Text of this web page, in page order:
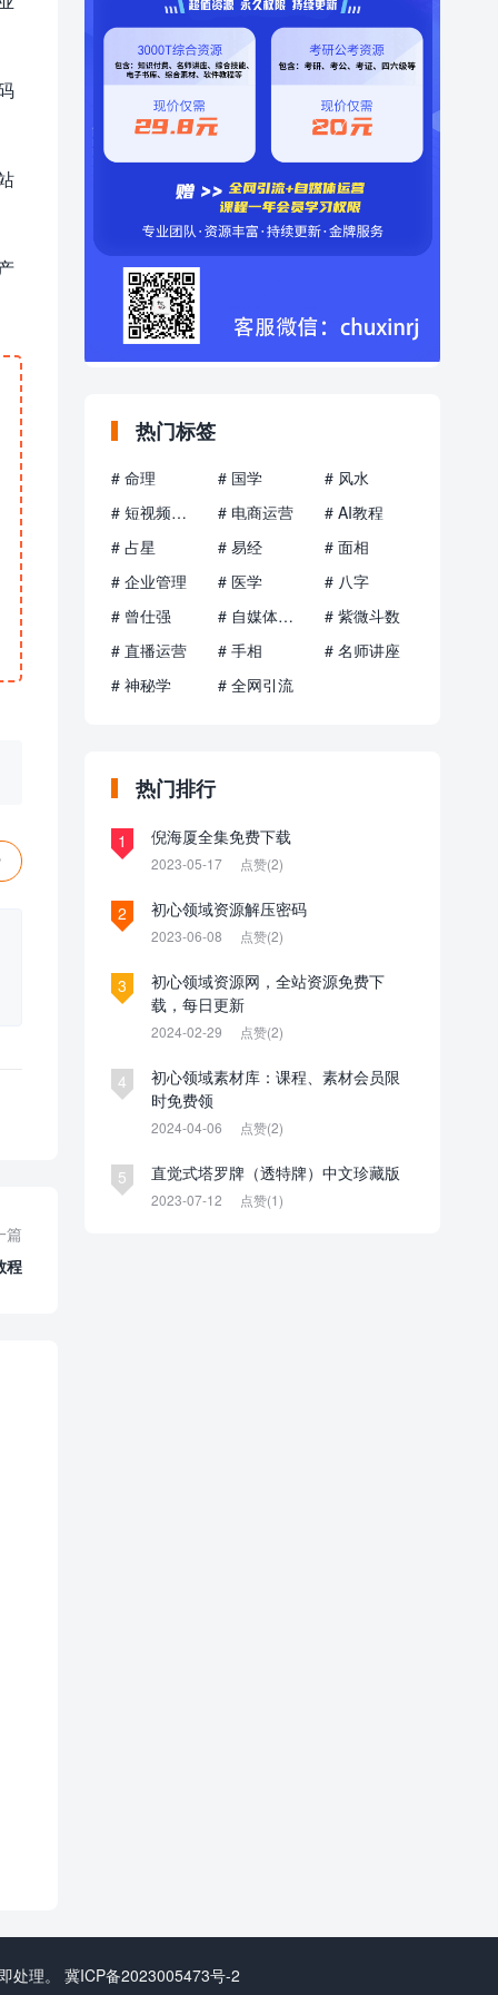
篇
程
热门标签
# 命理 # 国学
# 风水
# 短视频运营
# 电商运营
# AI教程
# 占星
# 易经
# 面相
# 企业管理
# 医学
# 八字
# 曾仕强
# 自媒体运营
# 紫微斗数
# 直播运营
# 手相
# 名师讲座
# 神秘学
# 全网引流
热门排行
1 倪海厦全集免费下载
2023-05-17 点赞(2)
2 初心领域资源解压密码
2023-06-08 点赞(2)
3
初心领域资源网，全站资源免费下
载，每日更新
2024-02-29 点赞(2)
4
初心领域素材库：课程、素材会员限
时免费领
2024-04-06 点赞(2)
5 直觉式塔罗牌（透特牌）中文珍藏版
2023-07-12 点赞(1)
处理。 冀ICP备2023005473号-2